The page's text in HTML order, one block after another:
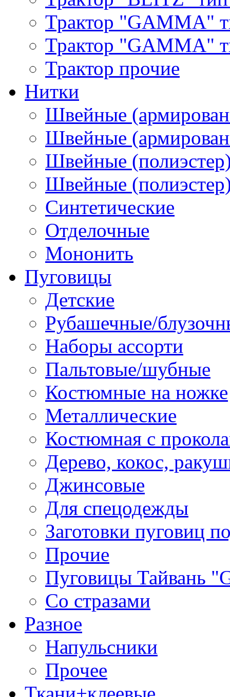
Трактор "GAMMA"
Трактор "GAMMA"
Трактор прочие
Нитки
Швейные
Швейные
Швейные
Швейные
Синтетические
Отделочные
Мононить
Пуговицы
Детские
Рубашечные/
Наборы ассорти
Пальтовые/шубные
Костюмные на ножке
Металлические
Костюмная с
Дерево, кокос,
Джинсовые
Для спецодежды
Заготовки пуговиц
Прочие
Пуговицы Тайвань
Со стразами
Разное
Напульсники
Прочее